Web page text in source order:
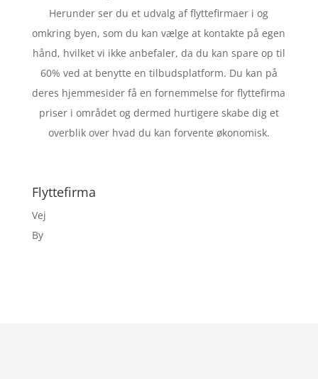
Herunder ser du et udvalg af flyttefirmaer i og
omkring byen, som du kan vælge at kontakte på egen
hånd, hvilket vi ikke anbefaler, da du kan spare op til
60% ved at benytte en tilbudsplatform. Du kan på
deres hjemmesider få en fornemmelse for flyttefirma
priser i området og dermed hurtigere skabe dig et
overblik over hvad du kan forvente økonomisk.
Flyttefirma
Vej
By